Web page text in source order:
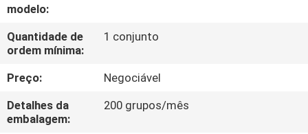
FÁBRICA
CONTROLE
DA
QUALIDADE
modelo:
Quantidade de
ordem mínima:
1 conjunto
Preço:
Negociável
Detalhes da
embalagem:
200 grupos/mês